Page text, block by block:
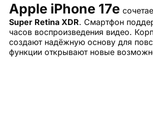
Apple iPhone 17e
Super Retina XDR. Смартфон
часов воспроизведения видео.
создают надёжную основу для
функции открывают новые